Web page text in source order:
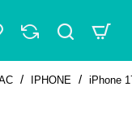
IPHONE iPhone